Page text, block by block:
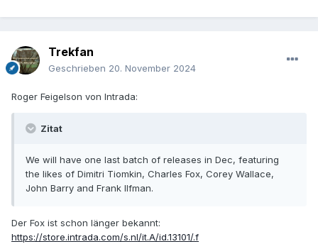
Trekfan
Geschrieben 20. November 2024
Roger Feigelson von Intrada:
Zitat
We will have one last batch of releases in Dec, featuring
the likes of Dimitri Tiomkin, Charles Fox, Corey Wallace,
John Barry and Frank Ilfman.
Der Fox ist schon länger bekannt:
https://store.intrada.com/s.nl/it.A/id.13101/.f